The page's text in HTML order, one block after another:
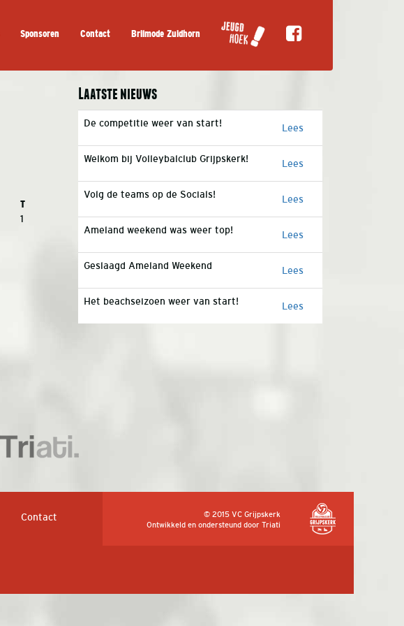
Sponsoren Contact Brilmode Zuidhorn
T
1
Laatste nieuws
De competitie weer van start! Lees
Welkom bij Volleybalclub Grijpskerk! Lees
Volg de teams op de Socials! Lees
Ameland weekend was weer top! Lees
Geslaagd Ameland Weekend Lees
Het beachseizoen weer van start! Lees
Contact
© 2015 VC Grijpskerk
Ontwikkeld en ondersteund door Triati